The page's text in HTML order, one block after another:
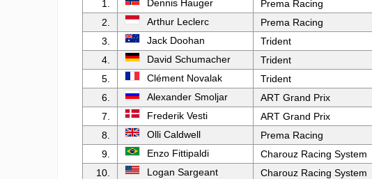
1.
Dennis Hauger Prema Racing
2.
Arthur Leclerc Prema Racing
3.
Jack Doohan Trident
4.
David Schumacher Trident
5.
Clément Novalak Trident
6.
Alexander Smoljar ART Grand Prix
7.
Frederik Vesti ART Grand Prix
8.
Olli Caldwell Prema Racing
9.
Enzo Fittipaldi Charouz Racing System
10.
Logan Sargeant Charouz Racing System